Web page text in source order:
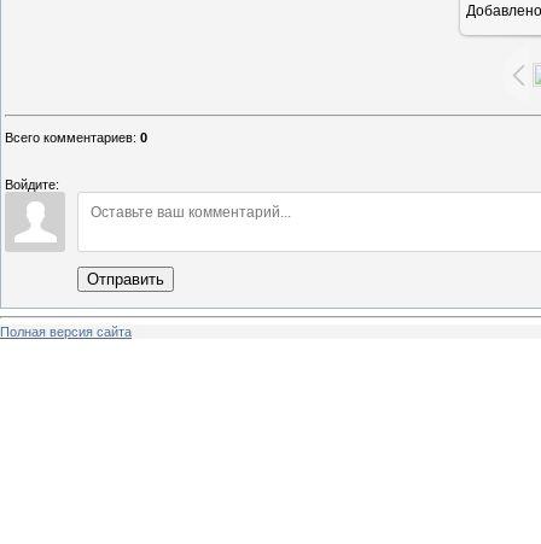
Добавлено
Всего комментариев: 0
Войдите:
Отправить
Полная версия сайта